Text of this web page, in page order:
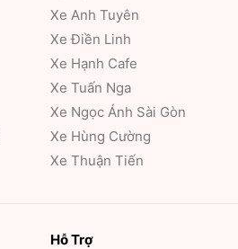
Xe Anh Tuyên
Xe Điền Linh
Xe Hạnh Cafe
Xe Tuấn Nga
Xe Ngọc Ánh Sài Gòn
Xe Hùng Cường
Xe Thuận Tiến
Hỗ Trợ